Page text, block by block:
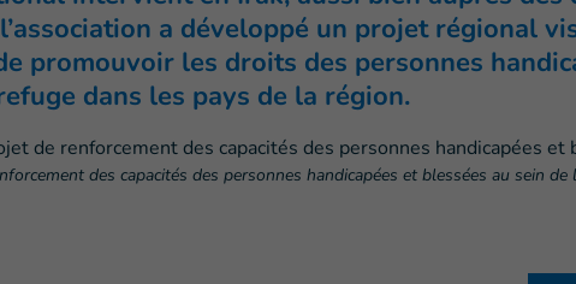
a développé un projet régional
promouvoir les droits des personnes
dans les pays de la région.
des capacités des personnes handicapées et blessées au sein